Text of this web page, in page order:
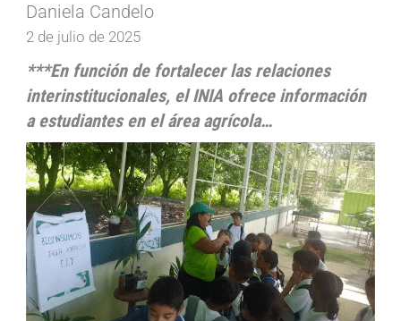
Daniela Candelo
2 de julio de 2025
***En función de fortalecer las relaciones
interinstitucionales, el INIA ofrece información
a estudiantes en el área agrícola…